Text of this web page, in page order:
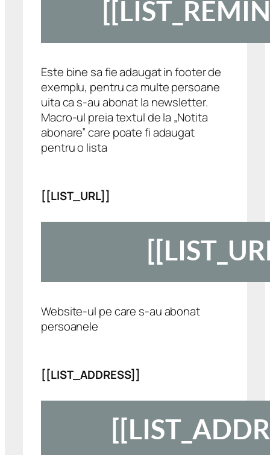
Este bine sa fie adaugat in footer de
exemplu, pentru ca multe persoane
uita ca s-au abonat la newsletter.
Macro-ul preia textul de la „Notita
abonare” care poate fi adaugat
pentru o lista
[[LIST_URL]]
Website-ul pe care s-au abonat
persoanele
[[LIST_ADDRESS]]